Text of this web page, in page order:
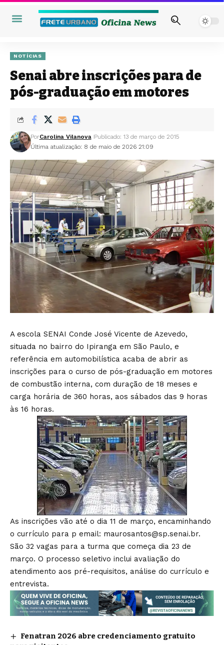
NOTÍCIAS
Senai abre inscrições para de
pós-graduação em motores
Última atualização: 8 de maio de 2026 21:09
PorCarolina Vilanova Publicado: 13 de março de 2015
A escola SENAI Conde José Vicente de Azevedo,
situada no bairro do Ipiranga em São Paulo, e
referência em automobilística acaba de abrir as
inscrições para o curso de pós-graduação em motores
de combustão interna, com duração de 18 meses e
carga horária de 360 horas, aos sábados das 9 horas
às 16 horas.
As inscrições vão até o dia 11 de março, encaminhando
o currículo para p email: maurosantos@sp.senai.br.
São 32 vagas para a turma que começa dia 23 de
março. O processo seletivo inclui avaliação do
atendimento aos pré-requisitos, análise do currículo e
entrevista.
Fenatran 2026 abre credenciamento gratuito